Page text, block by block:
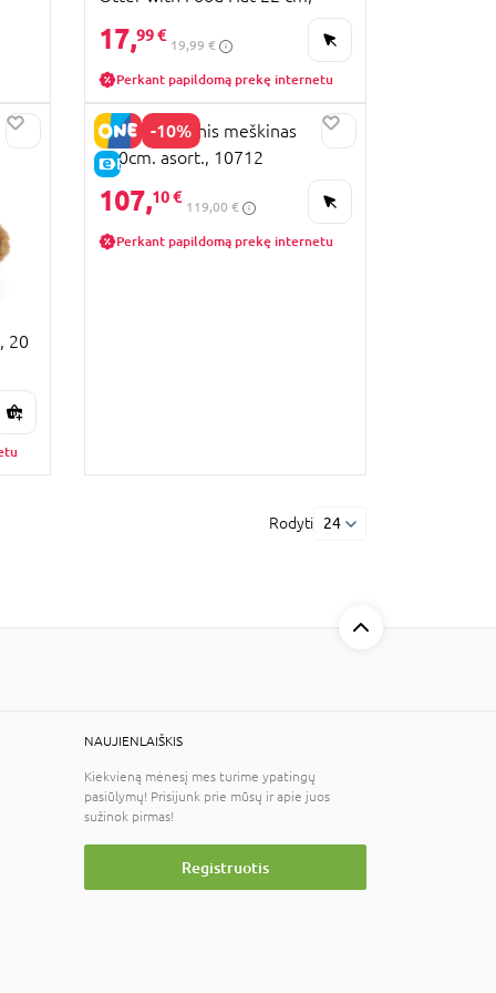
17,99 €
19,99 €
Perkant papildomą prekę internetu
20
-10%
E-KAINA
LLOPIS pliušinis meškinas
140cm. asort., 10712
107,10 €
119,00 €
Perkant papildomą prekę internetu
Rodyti 24
NAUJIENLAIŠKIS
Kiekvieną mėnesį mes turime ypatingų
pasiūlymų! Prisijunk prie mūsų ir apie juos
sužinok pirmas!
Registruotis